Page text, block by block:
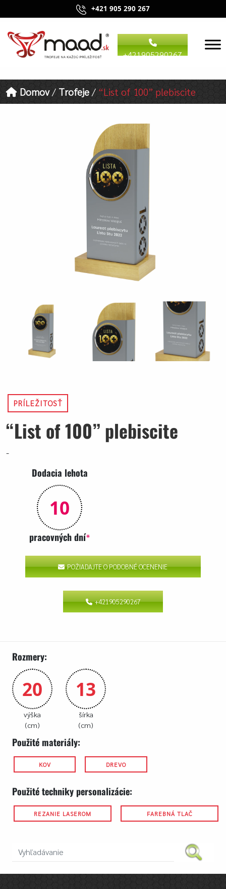
+421 905 290 267
+421905290267
Domov/ Trofeje / “List of 100” plebiscite
PRÍLEŽITOSŤ
“List of 100” plebiscite
-
Dodacia lehota
10
pracovných dní*
POŽIADAJTE O PODOBNÉ OCENENIE
+421905290267
Rozmery:
20
výška
(cm)
13
šírka
(cm)
Použité materiály:
KOV DREVO
Použité techniky personalizácie:
REZANIE LASEROM FAREBNÁ TLAČ